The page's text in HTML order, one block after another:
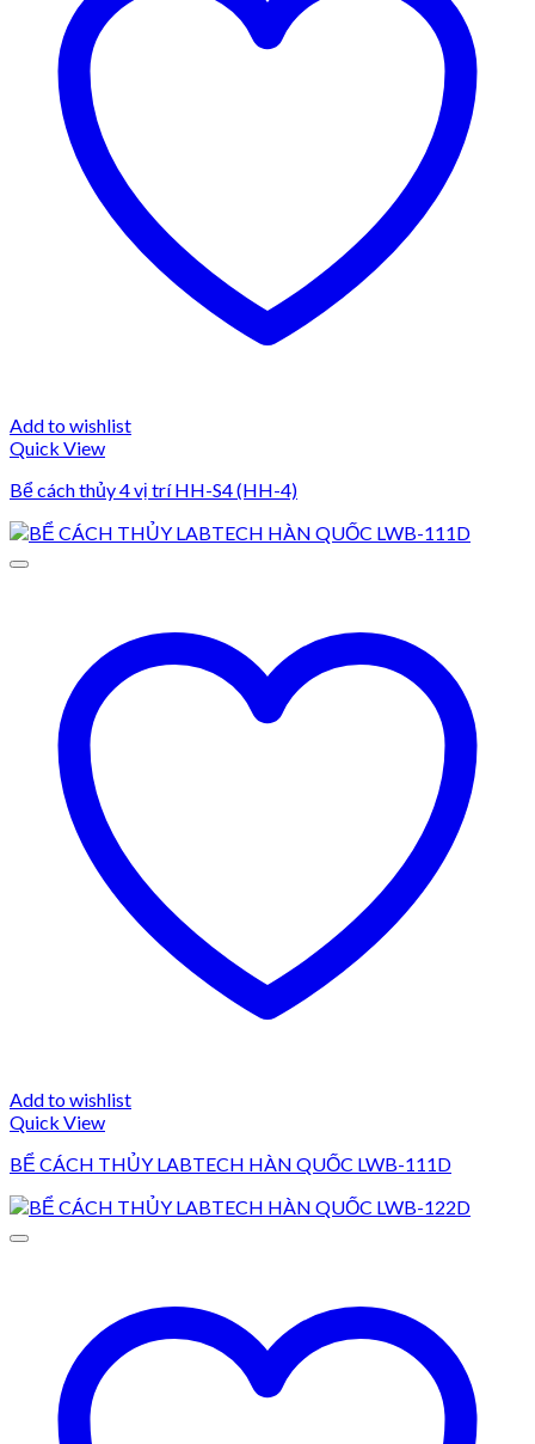
Add to wishlist
Quick View
Bể cách thủy 4 vị trí HH-S4 (HH-4)
Add to wishlist
Quick View
BỂ CÁCH THỦY LABTECH HÀN QUỐC LWB-111D